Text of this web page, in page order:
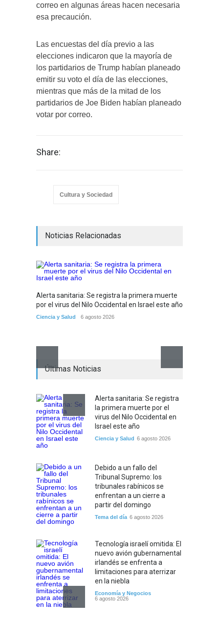
correo en algunas áreas hacen necesaria
esa precaución.
Las encuestas del día previo a las
elecciones indicaron que la mayoría de
los partidarios de Trump habían planeado
emitir su voto el día de las elecciones,
mientras que más de la mitad de los
partidarios de Joe Biden habían planeado
votar por correo.
Share:
Cultura y Sociedad
Noticias Relacionadas
Alerta sanitaria: Se registra la primera muerte
por el virus del Nilo Occidental en Israel este año
Ciencia y Salud 6 agosto 2026
Últimas Noticias
Alerta sanitaria: Se registra
la primera muerte por el
virus del Nilo Occidental en
Israel este año
Ciencia y Salud 6 agosto 2026
Debido a un fallo del
Tribunal Supremo: los
tribunales rabínicos se
enfrentan a un cierre a
partir del domingo
Tema del día 6 agosto 2026
Tecnología israelí omitida: El
nuevo avión gubernamental
irlandés se enfrenta a
limitaciones para aterrizar
en la niebla
Economía y Negocios
6 agosto 2026